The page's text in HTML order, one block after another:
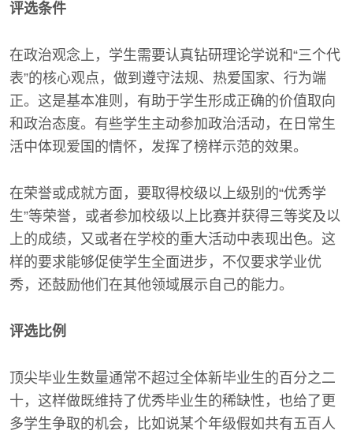
评选条件
在政治观念上，学生需要认真钻研理论学说和“三个代
表”的核心观点，做到遵守法规、热爱国家、行为端
正。这是基本准则，有助于学生形成正确的价值取向
和政治态度。有些学生主动参加政治活动，在日常生
活中体现爱国的情怀，发挥了榜样示范的效果。
在荣誉或成就方面，要取得校级以上级别的“优秀学
生”等荣誉，或者参加校级以上比赛并获得三等奖及以
上的成绩，又或者在学校的重大活动中表现出色。这
样的要求能够促使学生全面进步，不仅要求学业优
秀，还鼓励他们在其他领域展示自己的能力。
评选比例
顶尖毕业生数量通常不超过全体新毕业生的百分之二
十，这样做既维持了优秀毕业生的稀缺性，也给了更
多学生争取的机会，比如说某个年级假如共有五百人